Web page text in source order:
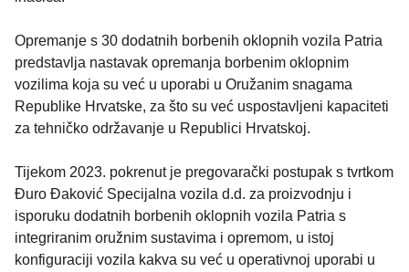
Opremanje s 30 dodatnih borbenih oklopnih vozila Patria
predstavlja nastavak opremanja borbenim oklopnim
vozilima koja su već u uporabi u Oružanim snagama
Republike Hrvatske, za što su već uspostavljeni kapaciteti
za tehničko održavanje u Republici Hrvatskoj.
Tijekom 2023. pokrenut je pregovarački postupak s tvrtkom
Đuro Đaković Specijalna vozila d.d. za proizvodnju i
isporuku dodatnih borbenih oklopnih vozila Patria s
integriranim oružnim sustavima i opremom, u istoj
konfiguraciji vozila kakva su već u operativnoj uporabi u